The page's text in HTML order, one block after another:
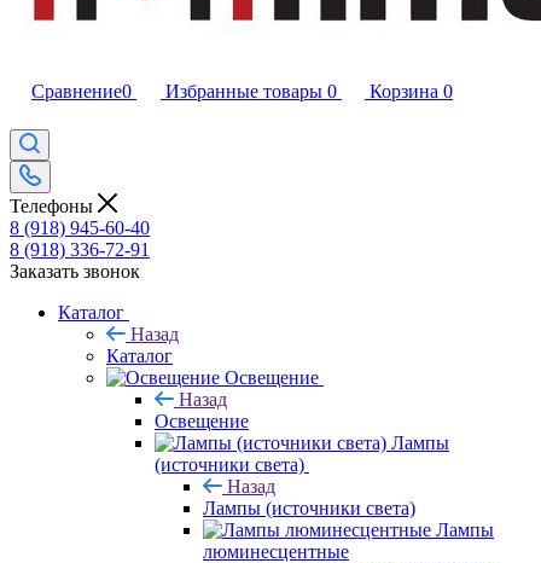
Сравнение0 Избранные товары 0 Корзина 0
Телефоны
8 (918) 945-60-40
8 (918) 336-72-91
Заказать звонок
Каталог
Назад
Каталог
Освещение
Назад
Освещение
Лампы
(источники света)
Назад
Лампы (источники света)
Лампы
люминесцентные